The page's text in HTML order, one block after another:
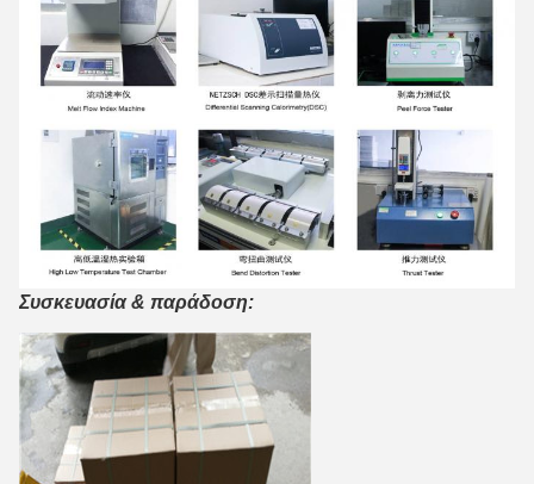
Συσκευασία & παράδοση: